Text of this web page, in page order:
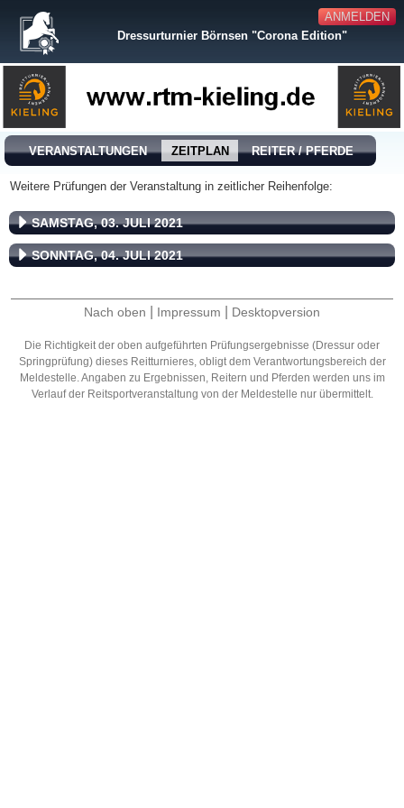
ANMELDEN
Dressurturnier Börnsen "Corona Edition"
VERANSTALTUNGEN ZEITPLAN REITER / PFERDE
Weitere Prüfungen der Veranstaltung in zeitlicher Reihenfolge:
SAMSTAG, 03. JULI 2021
SONNTAG, 04. JULI 2021
Nach oben Impressum Desktopversion
Die Richtigkeit der oben aufgeführten Prüfungsergebnisse (Dressur oder
Springprüfung) dieses Reitturnieres, obligt dem Verantwortungsbereich der
Meldestelle. Angaben zu Ergebnissen, Reitern und Pferden werden uns im
Verlauf der Reitsportveranstaltung von der Meldestelle nur übermittelt.